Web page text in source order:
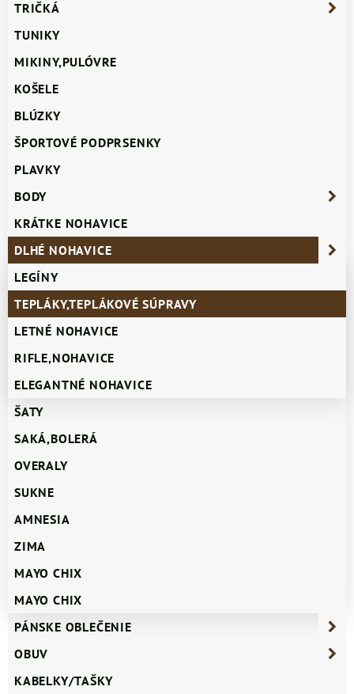
TRIČKÁ
TUNIKY
MIKINY,PULÓVRE
KOŠELE
BLÚZKY
ŠPORTOVÉ PODPRSENKY
PLAVKY
BODY
KRÁTKE NOHAVICE
DLHÉ NOHAVICE
LEGÍNY
TEPLÁKY,TEPLÁKOVÉ SÚPRAVY
LETNÉ NOHAVICE
RIFLE,NOHAVICE
ELEGANTNÉ NOHAVICE
ŠATY
SAKÁ,BOLERÁ
OVERALY
SUKNE
AMNESIA
ZIMA
MAYO CHIX
MAYO CHIX
PÁNSKE OBLEČENIE
OBUV
KABELKY/TAŠKY